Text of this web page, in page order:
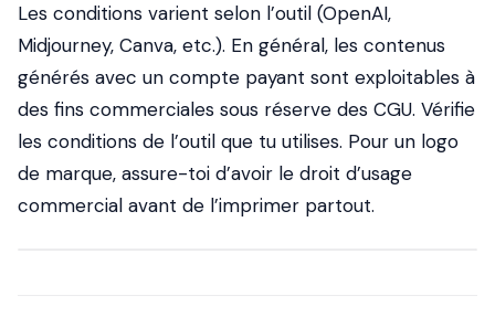
Les conditions varient selon l’outil (OpenAI,
Midjourney, Canva, etc.). En général, les contenus
générés avec un compte payant sont exploitables à
des fins commerciales sous réserve des CGU. Vérifie
les conditions de l’outil que tu utilises. Pour un logo
de marque, assure-toi d’avoir le droit d’usage
commercial avant de l’imprimer partout.